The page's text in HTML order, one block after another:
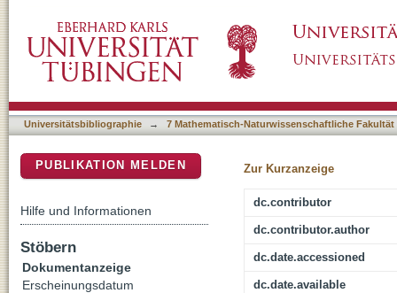
Universitätsbibliographie → 7 Mathematisch-Naturwissenschaftliche Fakultät
Zur Kurzanzeige
dc.contributor
dc.contributor.author
dc.date.accessioned
dc.date.available
PUBLIKATION MELDEN
Hilfe und Informationen
Stöbern
Dokumentanzeige
Erscheinungsdatum